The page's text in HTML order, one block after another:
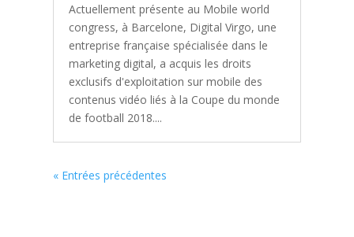
Actuellement présente au Mobile world
congress, à Barcelone, Digital Virgo, une
entreprise française spécialisée dans le
marketing digital, a acquis les droits
exclusifs d'exploitation sur mobile des
contenus vidéo liés à la Coupe du monde
de football 2018....
« Entrées précédentes